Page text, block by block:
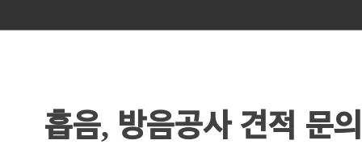
흡음, 방음공사 견적 문의